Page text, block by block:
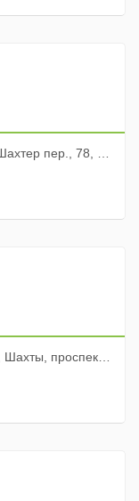
ТЦ Максимум, эт. 4
Победа Революции, 87